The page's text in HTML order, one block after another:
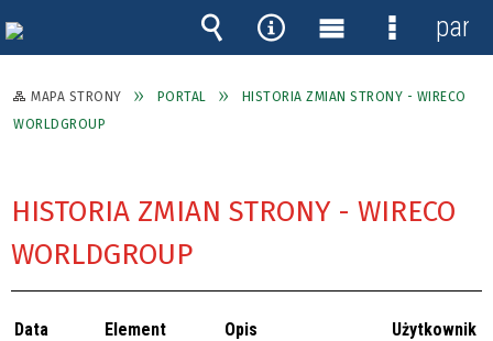
MAPA STRONY PORTAL
HISTORIA ZMIAN STRONY - WIRECO
WORLDGROUP
HISTORIA ZMIAN STRONY - WIRECO
WORLDGROUP
Data
Element Opis Użytkownik
Wyszukiwarka
Narzędzia
Menu
główne
Menu
panel